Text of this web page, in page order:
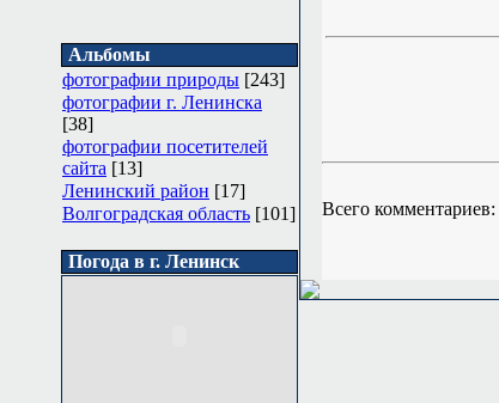
Альбомы
фотографии природы [243]
фотографии г. Ленинска
[38]
фотографии посетителей
сайта [13]
Ленинский район [17]
Волгоградская область [101]
Погода в г. Ленинск
Всего комментариев: